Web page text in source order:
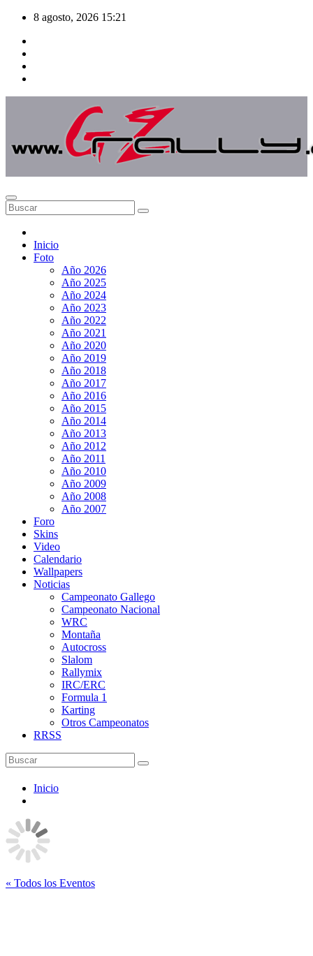
Saltar
contenido
8 agosto, 2026 15:21
Inicio
Foto
Año 2026
Año 2025
Año 2024
Año 2023
Año 2022
Año 2021
Año 2020
Año 2019
Año 2018
Año 2017
Año 2016
Año 2015
Año 2014
Año 2013
Año 2012
Año 2011
Año 2010
Año 2009
Año 2008
Año 2007
Foro
Skins
Video
Calendario
Wallpapers
Noticias
Campeonato Gallego
Campeonato Nacional
WRC
Montaña
Autocross
Slalom
Rallymix
IRC/ERC
Formula 1
Karting
Otros Campeonatos
RRSS
Inicio
« Todos los Eventos